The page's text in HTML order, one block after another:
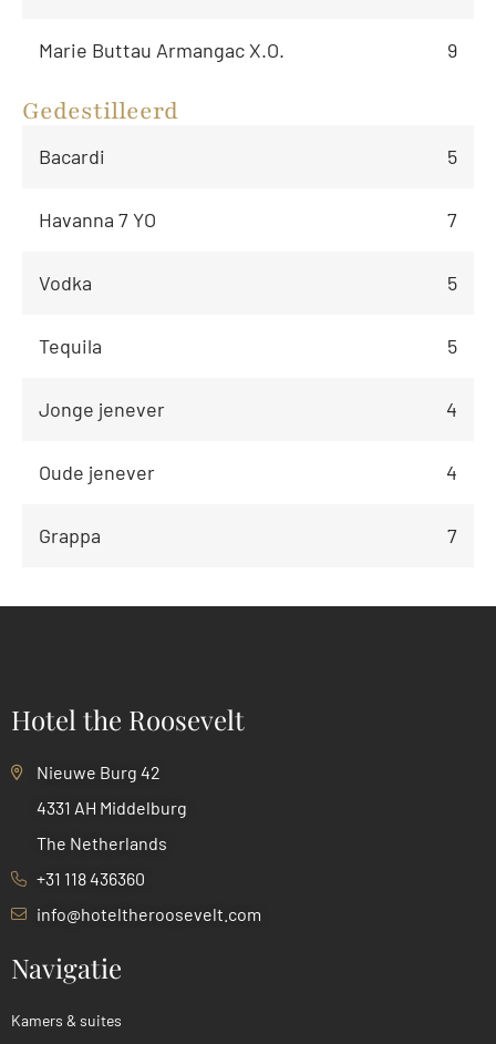
Marie Buttau Armangac X.O. 9
Gedestilleerd
Bacardi 5
Havanna 7 YO 7
Vodka 5
Tequila 5
Jonge jenever 4
Oude jenever 4
Grappa 7
Hotel the Roosevelt
Nieuwe Burg 42
4331 AH Middelburg
The Netherlands
+31 118 436360
info@hoteltheroosevelt.com
Navigatie
Kamers & suites